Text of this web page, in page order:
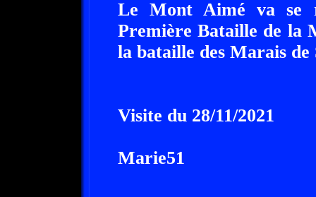
Le Mont Aimé va se
Première Bataille de la
la bataille des Marais de
Visite du 28/11/2021
Marie51